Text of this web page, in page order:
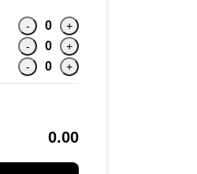
- 0 +
- 0 +
- 0 +
0.00